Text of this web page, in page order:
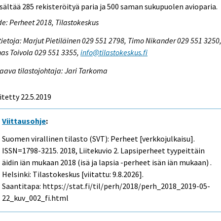
285 rekisteröityä paria ja 500 saman sukupuolen avioparia.
Perheet 2018, Tilastokeskus
Marjut Pietiläinen 029 551 2798, Timo Nikander 029 551
Toivola 029 551 3355,info@tilastokeskus.fi
tilastojohtaja: Jari Tarkoma
22.5.2019
Viittausohje:
Suomen virallinen tilasto (SVT): Perheet [verkkojulkaisu].
ISSN=1798-3215. 2018, Liitekuvio 2. Lapsiperheet tyypeittäin
äidin iän mukaan 2018 (isä ja lapsia -perheet isän iän mukaan) .
Helsinki: Tilastokeskus [viitattu: 9.8.2026].
Saantitapa: https://stat.fi/til/perh/2018/perh_2018_2019-05-
22_kuv_002_fi.html